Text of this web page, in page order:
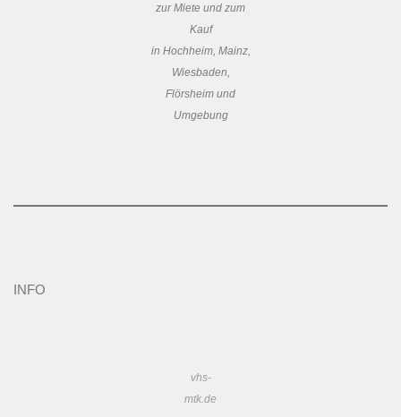
zur Miete und zum
Kauf
in Hochheim, Mainz,
Wiesbaden,
Flörsheim und
Umgebung
INFO
vhs-
mtk.de